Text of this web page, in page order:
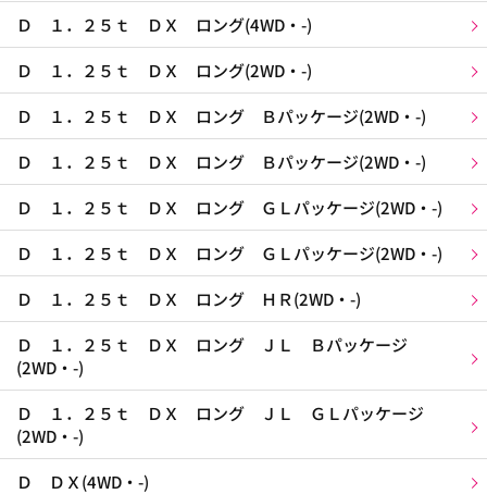
Ｄ １．２５ｔ ＤＸ ロング(4WD・-)
Ｄ １．２５ｔ ＤＸ ロング(2WD・-)
Ｄ １．２５ｔ ＤＸ ロング Ｂパッケージ(2WD・-)
Ｄ １．２５ｔ ＤＸ ロング Ｂパッケージ(2WD・-)
Ｄ １．２５ｔ ＤＸ ロング ＧＬパッケージ(2WD・-)
Ｄ １．２５ｔ ＤＸ ロング ＧＬパッケージ(2WD・-)
Ｄ １．２５ｔ ＤＸ ロング ＨＲ(2WD・-)
Ｄ １．２５ｔ ＤＸ ロング ＪＬ Ｂパッケージ
(2WD・-)
Ｄ １．２５ｔ ＤＸ ロング ＪＬ ＧＬパッケージ
(2WD・-)
Ｄ ＤＸ(4WD・-)